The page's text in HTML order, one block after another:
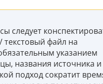
следует
текстовый файл на
указанием
названия источника и
подход сократит